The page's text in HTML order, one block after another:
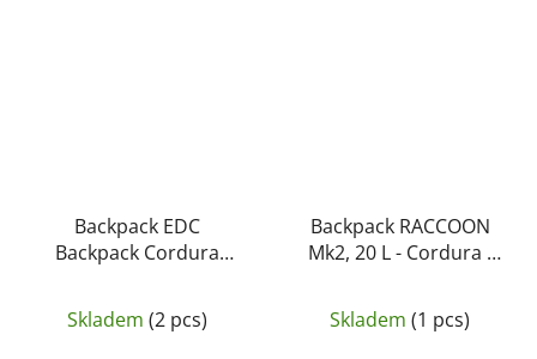
Backpack EDC
Backpack Cordura
HELIKON
Skladem (2 pcs)
Backpack RACCOON
Mk2, 20 L - Cordura -
Skladem (1 pcs)